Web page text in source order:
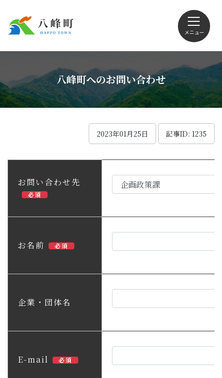
メニュー
Foreign language
観光
八峰町へのお問い合わせ
2023年01月25日 記事ID: 1235
お問い合わせ先
必須
お名前 必須
企業・団体名
E-mail 必須